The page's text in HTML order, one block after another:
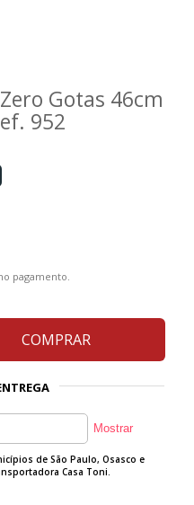
Gotas 46cm
952
pagamento.
COMPRAR
de São Paulo, Osasco e
Casa Toni.